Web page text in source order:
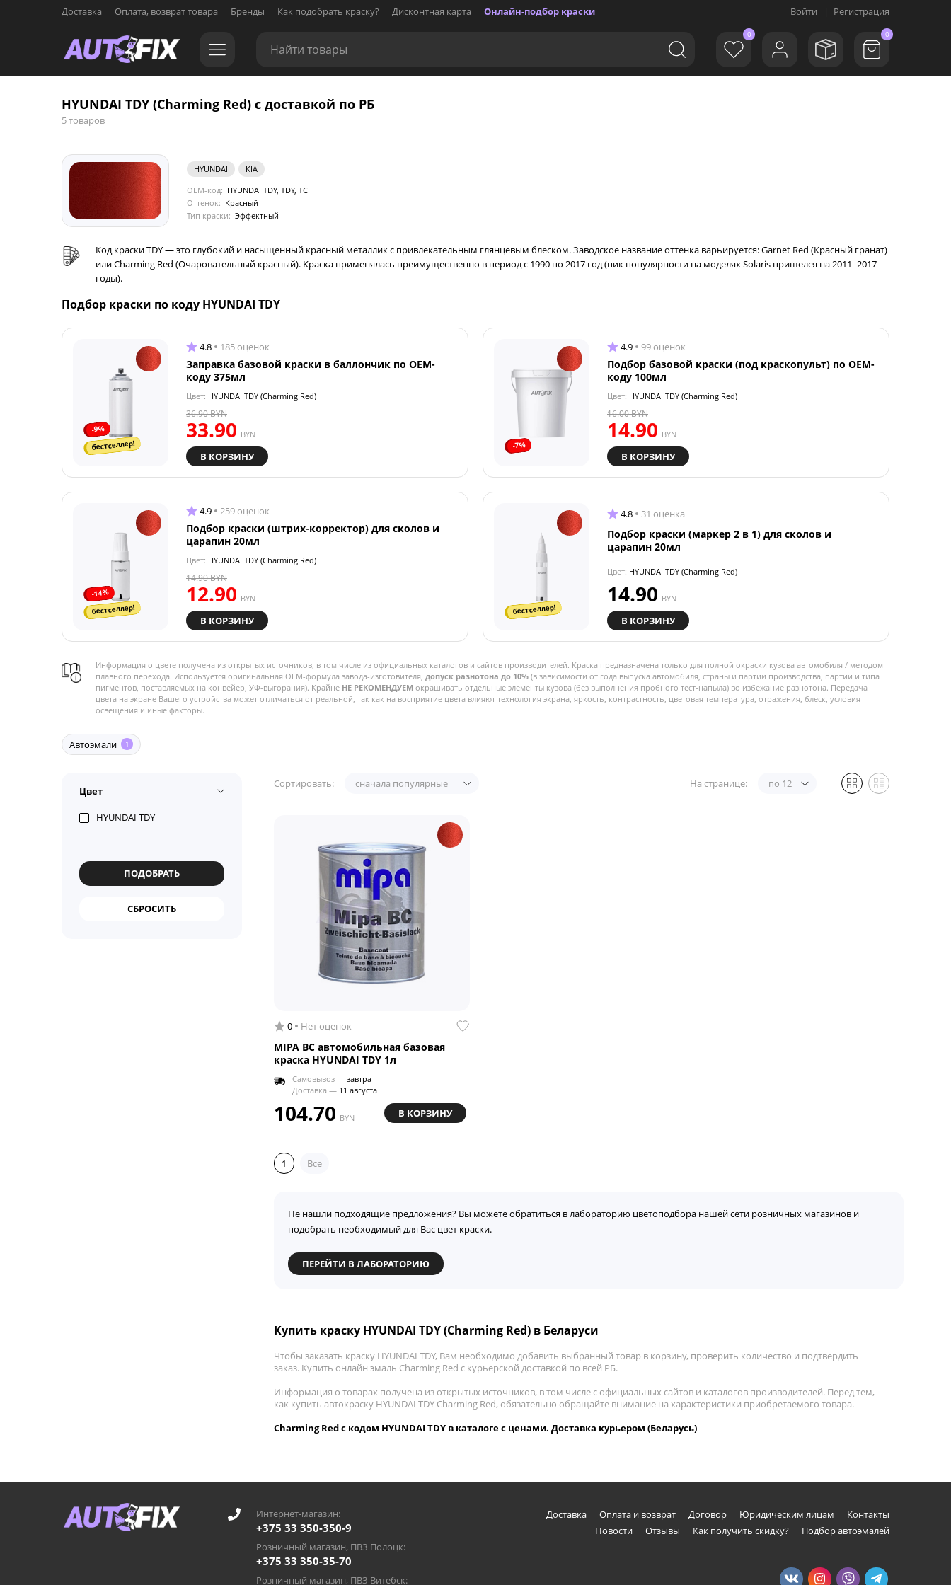
Доставка Оплата, возврат товара Бренды Как подобрать краску? Дисконтная карта Онлайн-подбор краски Войти | Регистрация
0 0
HYUNDAI TDY (Charming Red) с доставкой по РБ
5 товаров
HYUNDAI
KIA
OEM-код: HYUNDAI TDY, TDY, TC
Оттенок: Красный
Тип краски: Эффектный
Код краски TDY — это глубокий и насыщенный красный металлик с привлекательным глянцевым блеском. Заводское название оттенка варьируется: Garnet Red (Красный гранат)
или Charming Red (Очаровательный красный). Краска применялась преимущественно в период с 1990 по 2017 год (пик популярности на моделях Solaris пришелся на 2011–2017
годы).
Подбор краски по коду HYUNDAI TDY
-9%
бестселлер!
4.8 185 оценок
Заправка базовой краски в баллончик по OEM-
коду 375мл
Цвет: HYUNDAI TDY (Charming Red)
33.90 BYN
36.90BYN
В КОРЗИНУ
-7%
4.9 99 оценок
Подбор базовой краски (под краскопульт) по OEM-
коду 100мл
Цвет: HYUNDAI TDY (Charming Red)
14.90 BYN
16.00BYN
В КОРЗИНУ
-14%
бестселлер!
4.9 259 оценок
Подбор краски (штрих-корректор) для сколов и
царапин 20мл
Цвет: HYUNDAI TDY (Charming Red)
12.90 BYN
14.90BYN
В КОРЗИНУ
бестселлер!
4.8 31 оценка
Подбор краски (маркер 2 в 1) для сколов и
царапин 20мл
Цвет: HYUNDAI TDY (Charming Red)
14.90 BYN
В КОРЗИНУ
Информация о цвете получена из открытых источников, в том числе из официальных каталогов и сайтов производителей. Краска предназначена только для полной окраски кузова автомобиля / методом
плавного перехода. Используется оригинальная OEM-формула завода-изготовителя, допуск разнотона до 10% (в зависимости от года выпуска автомобиля, страны и партии производства, партии и типа
пигментов, поставляемых на конвейер, УФ-выгорания). Крайне НЕ РЕКОМЕНДУЕМ окрашивать отдельные элементы кузова (без выполнения пробного тест-напыла) во избежание разнотона. Передача
цвета на экране Вашего устройства может отличаться от реальной, так как на восприятие цвета влияют технология экрана, яркость, контрастность, цветовая температура, отражения, блеск, условия
освещения и иные факторы.
Автоэмали 1
Цвет
HYUNDAI TDY
Сортировать: сначала популярные На странице: по 12
0 Нет оценок
MIPA BC автомобильная базовая
краска HYUNDAI TDY 1л
Самовывоз — завтра
Доставка — 11 августа
104.70 BYN В КОРЗИНУ
1 Все
Не нашли подходящие предложения? Вы можете обратиться в лабораторию цветоподбора нашей сети розничных магазинов и
подобрать необходимый для Вас цвет краски.
ПЕРЕЙТИ В ЛАБОРАТОРИЮ
Купить краску HYUNDAI TDY (Charming Red) в Беларуси
Чтобы заказать краску HYUNDAI TDY, Вам необходимо добавить выбранный товар в корзину, проверить количество и подтвердить
заказ. Купить онлайн эмаль Charming Red с курьерской доставкой по всей РБ.
Информация о товарах получена из открытых источников, в том числе с официальных сайтов и каталогов производителей. Перед тем,
как купить автокраску HYUNDAI TDY Charming Red, обязательно обращайте внимание на характеристики приобретаемого товара.
Charming Red с кодом HYUNDAI TDY в каталоге с ценами. Доставка курьером (Беларусь)
Интернет-магазин:
+375 33 350-350-9
Розничный магазин, ПВЗ Полоцк:
+375 33 350-35-70
Розничный магазин, ПВЗ Витебск:
Доставка Оплата и возврат Договор Юридическим лицам
Контакты
Новости
Отзывы Как получить скидку? Подбор автоэмалей